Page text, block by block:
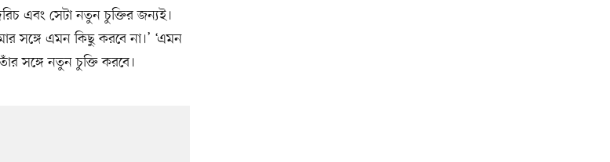
এবং সেটা নতুন চুক্তির জন্যই।
সঙ্গে এমন কিছু করবে না।’ ‘এমন
সঙ্গে নতুন চুক্তি করবে।